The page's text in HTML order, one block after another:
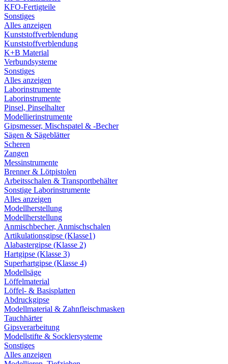
KFO-Fertigteile
Sonstiges
Alles anzeigen
Kunststoffverblendung
Kunststoffverblendung
K+B Material
Verbundsysteme
Sonstiges
Alles anzeigen
Laborinstrumente
Laborinstrumente
Pinsel, Pinselhalter
Modellierinstrumente
Gipsmesser, Mischspatel & -Becher
Sägen & Sägeblätter
Scheren
Zangen
Messinstrumente
Brenner & Lötpistolen
Arbeitsschalen & Transportbehälter
Sonstige Laborinstrumente
Alles anzeigen
Modellherstellung
Modellherstellung
Anmischbecher, Anmischschalen
Artikulationsgipse (Klasse1)
Alabastergipse (Klasse 2)
Hartgipse (Klasse 3)
Superhartgipse (Klasse 4)
Modellsäge
Löffelmaterial
Löffel- & Basisplatten
Abdruckgipse
Modellmaterial & Zahnfleischmasken
Tauchhärter
Gipsverarbeitung
Modellstifte & Socklersysteme
Sonstiges
Alles anzeigen